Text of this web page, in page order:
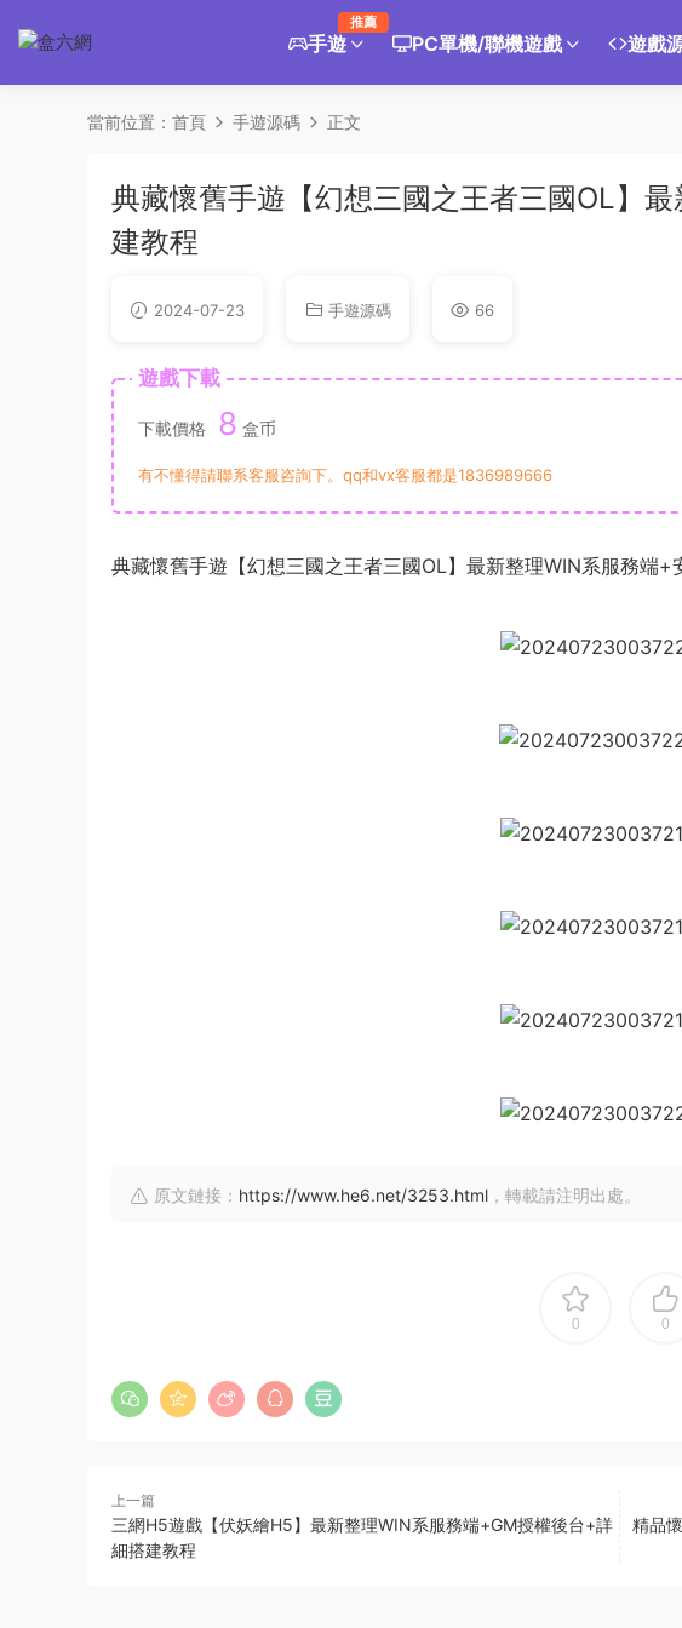
手遊
推薦
PC單機/聯機遊戲 遊戲
當前位置： 首頁 手遊源碼 正文
典藏懷舊手遊【幻想三國之王者三國OL】
建教程
2024-07-23 手遊源碼 66
遊戲下載
下載價格 8 盒币
有不懂得請聯系客服咨詢下。qq和vx客服都是1836989666
典藏懷舊手遊【幻想三國之王者三國OL】最新整理WIN系服務端+
原文鏈接： https://www.he6.net/3253.html ，轉載請注明出處。
0 0
上一篇
三網H5遊戲【伏妖繪H5】最新整理WIN系服務端+GM授權後台+詳
細搭建教程
精品